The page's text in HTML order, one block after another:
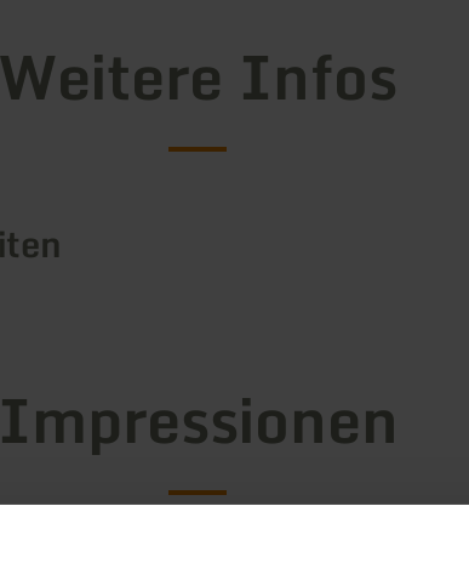
Weitere Infos
Impressionen